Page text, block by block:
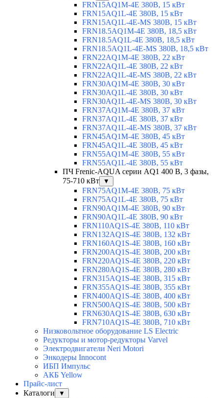
FRN15AQ1M-4E 380В, 15 кВт
FRN15AQ1L-4E 380В, 15 кВт
FRN15AQ1L-4E-MS 380В, 15 кВт
FRN18.5AQ1M-4E 380В, 18,5 кВт
FRN18.5AQ1L-4E 380В, 18,5 кВт
FRN18.5AQ1L-4E-MS 380В, 18,5 кВт
FRN22AQ1M-4E 380В, 22 кВт
FRN22AQ1L-4E 380В, 22 кВт
FRN22AQ1L-4E-MS 380В, 22 кВт
FRN30AQ1M-4E 380В, 30 кВт
FRN30AQ1L-4E 380В, 30 кВт
FRN30AQ1L-4E-MS 380В, 30 кВт
FRN37AQ1M-4E 380В, 37 кВт
FRN37AQ1L-4E 380В, 37 кВт
FRN37AQ1L-4E-MS 380В, 37 кВт
FRN45AQ1M-4E 380В, 45 кВт
FRN45AQ1L-4E 380В, 45 кВт
FRN55AQ1M-4E 380В, 55 кВт
FRN55AQ1L-4E 380В, 55 кВт
ПЧ Frenic-AQUA серии AQ1 400 В, 3 фазы,
75-710 кВт
▼
FRN75AQ1M-4E 380В, 75 кВт
FRN75AQ1L-4E 380В, 75 кВт
FRN90AQ1M-4E 380В, 90 кВт
FRN90AQ1L-4E 380В, 90 кВт
FRN110AQ1S-4E 380В, 110 кВт
FRN132AQ1S-4E 380В, 132 кВт
FRN160AQ1S-4E 380В, 160 кВт
FRN200AQ1S-4E 380В, 200 кВт
FRN220AQ1S-4E 380В, 220 кВт
FRN280AQ1S-4E 380В, 280 кВт
FRN315AQ1S-4E 380В, 315 кВт
FRN355AQ1S-4E 380В, 355 кВт
FRN400AQ1S-4E 380В, 400 кВт
FRN500AQ1S-4E 380В, 500 кВт
FRN630AQ1S-4E 380В, 630 кВт
FRN710AQ1S-4E 380В, 710 кВт
Низковольтное оборудование LS Electric
Редукторы и мотор-редукторы Varvel
Электродвигатели Neri Motori
Энкодеры Innocont
ИБП Импульс
АКБ Yellow
Прайс-лист
Каталоги
▼